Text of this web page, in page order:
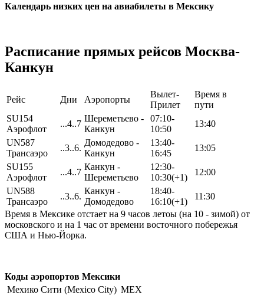
Календарь низких цен на авиабилеты в Мексику
Расписание прямых рейсов Москва-
Канкун
Рейс Дни Аэропорты
Вылет-
Прилет
Время в
пути
SU154
Аэрофлот
...4..7
Шереметьево -
Канкун
07:10-
10:50
13:40
UN587
Трансаэро
..3..6.
Домодедово -
Канкун
13:40-
16:45
13:05
SU155
Аэрофлот
...4..7
Канкун -
Шереметьево
12:30-
10:30(+1)
12:00
UN588
Трансаэро
..3..6.
Канкун -
Домодедово
18:40-
16:10(+1)
11:30
Время в Мексике отстает на 9 часов летоы (на 10 - зимой) от
московского и на 1 час от времени восточного побережья
США и Нью-Йорка.
Коды аэропортов Мексики
Мехико Сити (Mexico City) MEX